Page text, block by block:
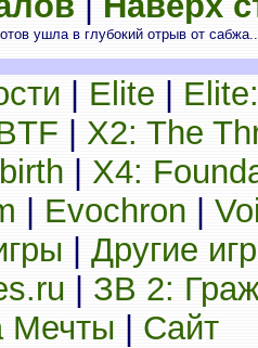
ушла в глубокий отрыв от
Elite
X2: The
X4:
Evochron
Другие
ЗВ 2:
Мечты Сайт